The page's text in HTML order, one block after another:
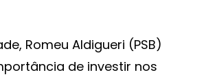
Romeu Aldigueri (PSB)
de investir nos